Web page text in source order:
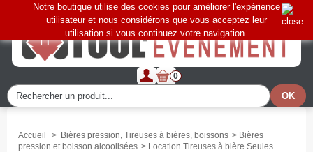
0
Notre boutique utilise des cookies pour améliorer l'expérience
utilisateur et nous considérons que vous acceptez leur
utilisation si vous continuez votre navigation.
Accueil > Bières pression, Tireuses à bières, boissons > Bières
pression et boisson alcoolisées > Location Tireuses à bière Seules